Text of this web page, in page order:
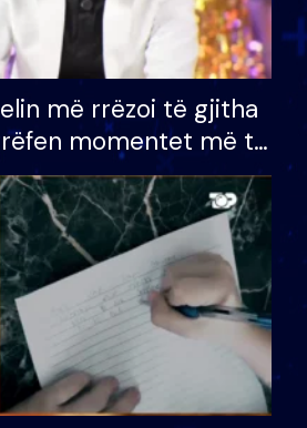
më rrëzoi të gjitha
momentet më të
e BB VIP: Do më
e mëngjesit kur…